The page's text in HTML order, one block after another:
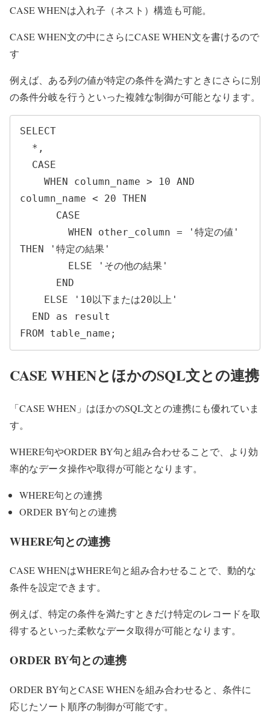
CASE WHENは入れ子（ネスト）構造も可能。
CASE WHEN文の中にさらにCASE WHEN文を書けるので
す
例えば、ある列の値が特定の条件を満たすときにさらに別
の条件分岐を行うといった複雑な制御が可能となります。
SELECT
column_name < 20 THEN
THEN '特定の結果'
FROM table_name;
CASE WHENとほかのSQL文との連携
「CASE WHEN」はほかのSQL文との連携にも優れていま
す。
WHERE句やORDER BY句と組み合わせることで、より効
率的なデータ操作や取得が可能となります。
WHERE句との連携
ORDER BY句との連携
WHERE句との連携
CASE WHENはWHERE句と組み合わせることで、動的な
条件を設定できます。
例えば、特定の条件を満たすときだけ特定のレコードを取
得するといった柔軟なデータ取得が可能となります。
ORDER BY句との連携
ORDER BY句とCASE WHENを組み合わせると、条件に
応じたソート順序の制御が可能です。